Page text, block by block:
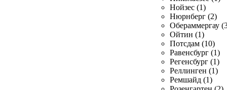
Нойзес (1)
Нюрнберг (2)
Обераммергау
Ойтин (1)
Потсдам (10)
Равенсбург (1)
Регенсбург (1)
Реллинген (1)
Ремшайд (1)